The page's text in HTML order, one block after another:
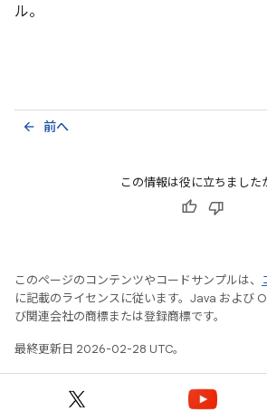
ル。
前へ
arrow_back
この情報は役に立ちました
このページのコンテンツやコードサンプルは、
に記載のライセンスに従います。Java および
び関連会社の商標または登録商標です。
最終更新日 2026-02-28 UTC。